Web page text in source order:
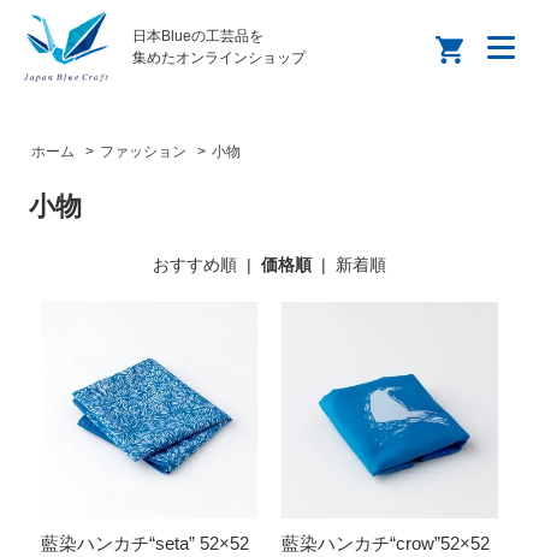
日本Blueの工芸品を
集めたオンラインショップ
ホーム > ファッション > 小物
小物
おすすめ順 | 価格順 | 新着順
藍染ハンカチ“seta” 52×52
藍染ハンカチ“crow”52×52